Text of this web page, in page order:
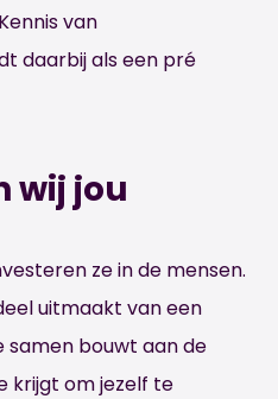
van
daarbij als een pré
wij jou
ze in de mensen.
uitmaakt van een
bouwt aan de
krijgt om jezelf te